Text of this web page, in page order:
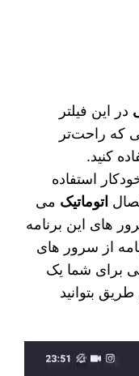
در این فیلتر‌
که راحت‌تر
کنید.
استفاده
اتوماتیک ‌می
های این برنامه
از سرور های
برای شما یک
بتوانید